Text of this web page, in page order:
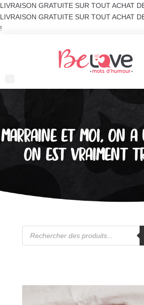
LIVRAISON GRATUITE SUR TOUT ACHAT
LIVRAISON GRATUITE SUR TOUT ACHAT
!
MARRAINE ET MOI, ON A
ON EST VRAIMENT
Recherche